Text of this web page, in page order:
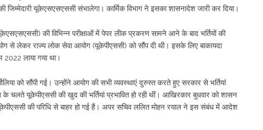
जिम्मेदारी यूकेएसएसएससी संभालेगा। कार्मिक विभाग ने इसका शासनादेश जारी कर दिया।
की विभिन्न परीक्षाओं में पेपर लीक प्रकरण सामने आने के बाद भर्तियों की
से लेकर राज्य लोक सेवा आयोग (यूकेपीएससी) को सौंप दी थी। इसके लिए बाकायदा
2022 लाया गया था।
को सौंपी गई। उन्होंने आयोग की सभी व्यवस्थाएं दुरुस्त करते हुए सरकार से भर्तियां
चलते यूकेपीएससी की खुद की भर्तियां प्रभावित हो रही थीं। आखिरकार बुधवार को शासन
की परिधि से बाहर हो गई हैं। अपर सचिव ललित मोहन रयाल ने इस संबंध में आदेश